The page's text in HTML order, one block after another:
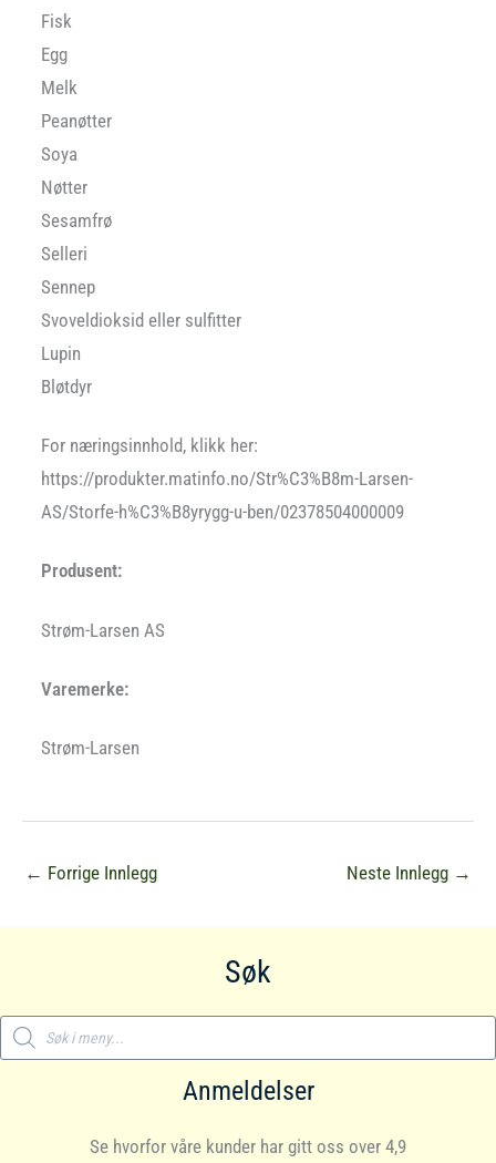
Fisk
Egg
Melk
Peanøtter
Soya
Nøtter
Sesamfrø
Selleri
Sennep
Svoveldioksid eller sulfitter
Lupin
Bløtdyr
For næringsinnhold, klikk her:
https://produkter.matinfo.no/Str%C3%B8m-Larsen-
AS/Storfe-h%C3%B8yrygg-u-ben/02378504000009
Produsent:
Strøm-Larsen AS
Varemerke:
Strøm-Larsen
← Forrige Innlegg Neste Innlegg →
Søk
Products
search
Anmeldelser
Se hvorfor våre kunder har gitt oss over 4,9